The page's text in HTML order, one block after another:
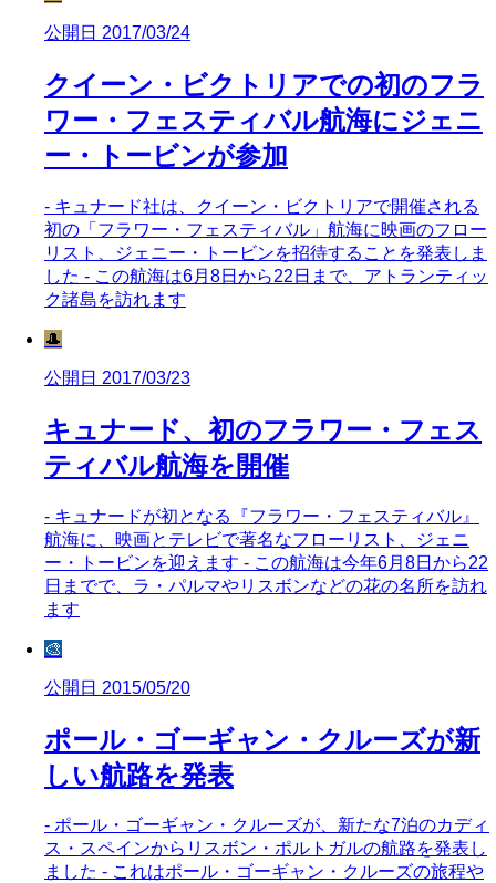
公開日 2017/03/24
クイーン・ビクトリアでの初のフラ
ワー・フェスティバル航海にジェニ
ー・トービンが参加
- キュナード社は、クイーン・ビクトリアで開催される
初の「フラワー・フェスティバル」航海に映画のフロー
リスト、ジェニー・トービンを招待することを発表しま
した - この航海は6月8日から22日まで、アトランティッ
ク諸島を訪れます
🎩
公開日 2017/03/23
キュナード、初のフラワー・フェス
ティバル航海を開催
- キュナードが初となる『フラワー・フェスティバル』
航海に、映画とテレビで著名なフローリスト、ジェニ
ー・トービンを迎えます - この航海は今年6月8日から22
日までで、ラ・パルマやリスボンなどの花の名所を訪れ
ます
🎨
公開日 2015/05/20
ポール・ゴーギャン・クルーズが新
しい航路を発表
- ポール・ゴーギャン・クルーズが、新たな7泊のカディ
ス・スペインからリスボン・ポルトガルの航路を発表し
ました - これはポール・ゴーギャン・クルーズの旅程や